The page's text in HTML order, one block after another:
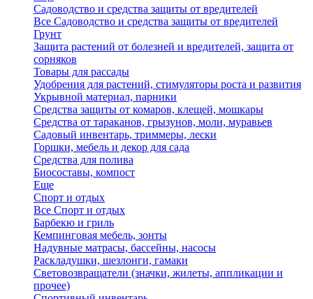
Садоводство и средства защиты от вредителей
Все Садоводство и средства защиты от вредителей
Грунт
Защита растений от болезней и вредителей, защита от
сорняков
Товары для рассады
Удобрения для растений, стимуляторы роста и развития
Укрывной материал, парники
Средства защиты от комаров, клещей, мошкары
Средства от тараканов, грызунов, моли, муравьев
Садовый инвентарь, триммеры, лески
Горшки, мебель и декор для сада
Средства для полива
Биосоставы, компост
Еще
Спорт и отдых
Все Спорт и отдых
Барбекю и гриль
Кемпинговая мебель, зонты
Надувные матрасы, бассейны, насосы
Раскладушки, шезлонги, гамаки
Световозвращатели (значки, жилеты, аппликации и
прочее)